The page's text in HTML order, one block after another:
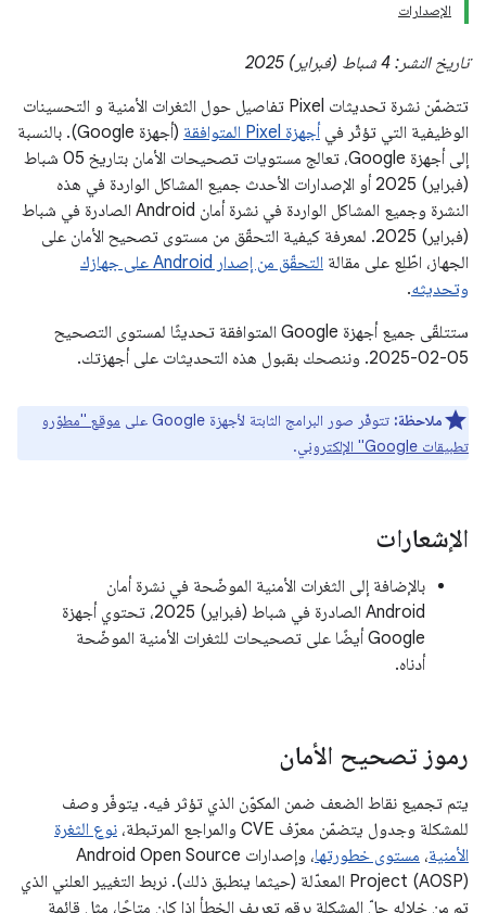
الإصدارات
تاريخ النشر: 4 شباط (فبراير) 2025
تتضمّن نشرة تحديثات Pixel تفاصيل حول الثغرات الأمنية و التحسينات
الوظيفية التي تؤثّر في أجهزة Pixel المتوافقة
(أجهزة Google). بالنسبة
إلى أجهزة Google، تعالج مستويات تصحيحات الأمان بتاريخ 05‏ شباط
(فبراير) 2025 أو الإصدارات الأحدث جميع المشاكل الواردة في هذه
النشرة وجميع المشاكل الواردة في نشرة أمان Android الصادرة في شباط
(فبراير) 2025. لمعرفة كيفية التحقّق من مستوى تصحيح الأمان على
الجهاز، اطّلِع على مقالة
التحقّق من إصدار Android على جهازك
وتحديثه.
ستتلقّى جميع أجهزة Google المتوافقة تحديثًا لمستوى التصحيح
‎2025-02-05. وننصحك بقبول هذه التحديثات على أجهزتك.
ملاحظة: تتوفّر صور البرامج الثابتة لأجهزة Google على
موقع "مطوّرو
تطبيقات Google" الإلكتروني
.
الإشعارات
بالإضافة إلى الثغرات الأمنية الموضّحة في نشرة أمان
Android الصادرة في شباط (فبراير) 2025، تحتوي أجهزة
Google أيضًا على تصحيحات للثغرات الأمنية الموضّحة
أدناه.
رموز تصحيح الأمان
يتم تجميع نقاط الضعف ضمن المكوّن الذي تؤثر فيه. يتوفّر وصف
للمشكلة وجدول يتضمّن معرّف CVE والمراجع المرتبطة،
نوع الثغرة
الأمنية، مستوى خطورتها
، وإصدارات Android Open Source
Project (AOSP) المعدّلة (حيثما ينطبق ذلك). نربط التغيير العلني الذي
تم من خلاله حلّ المشكلة برقم تعريف الخطأ إذا كان متاحًا، مثل قائمة